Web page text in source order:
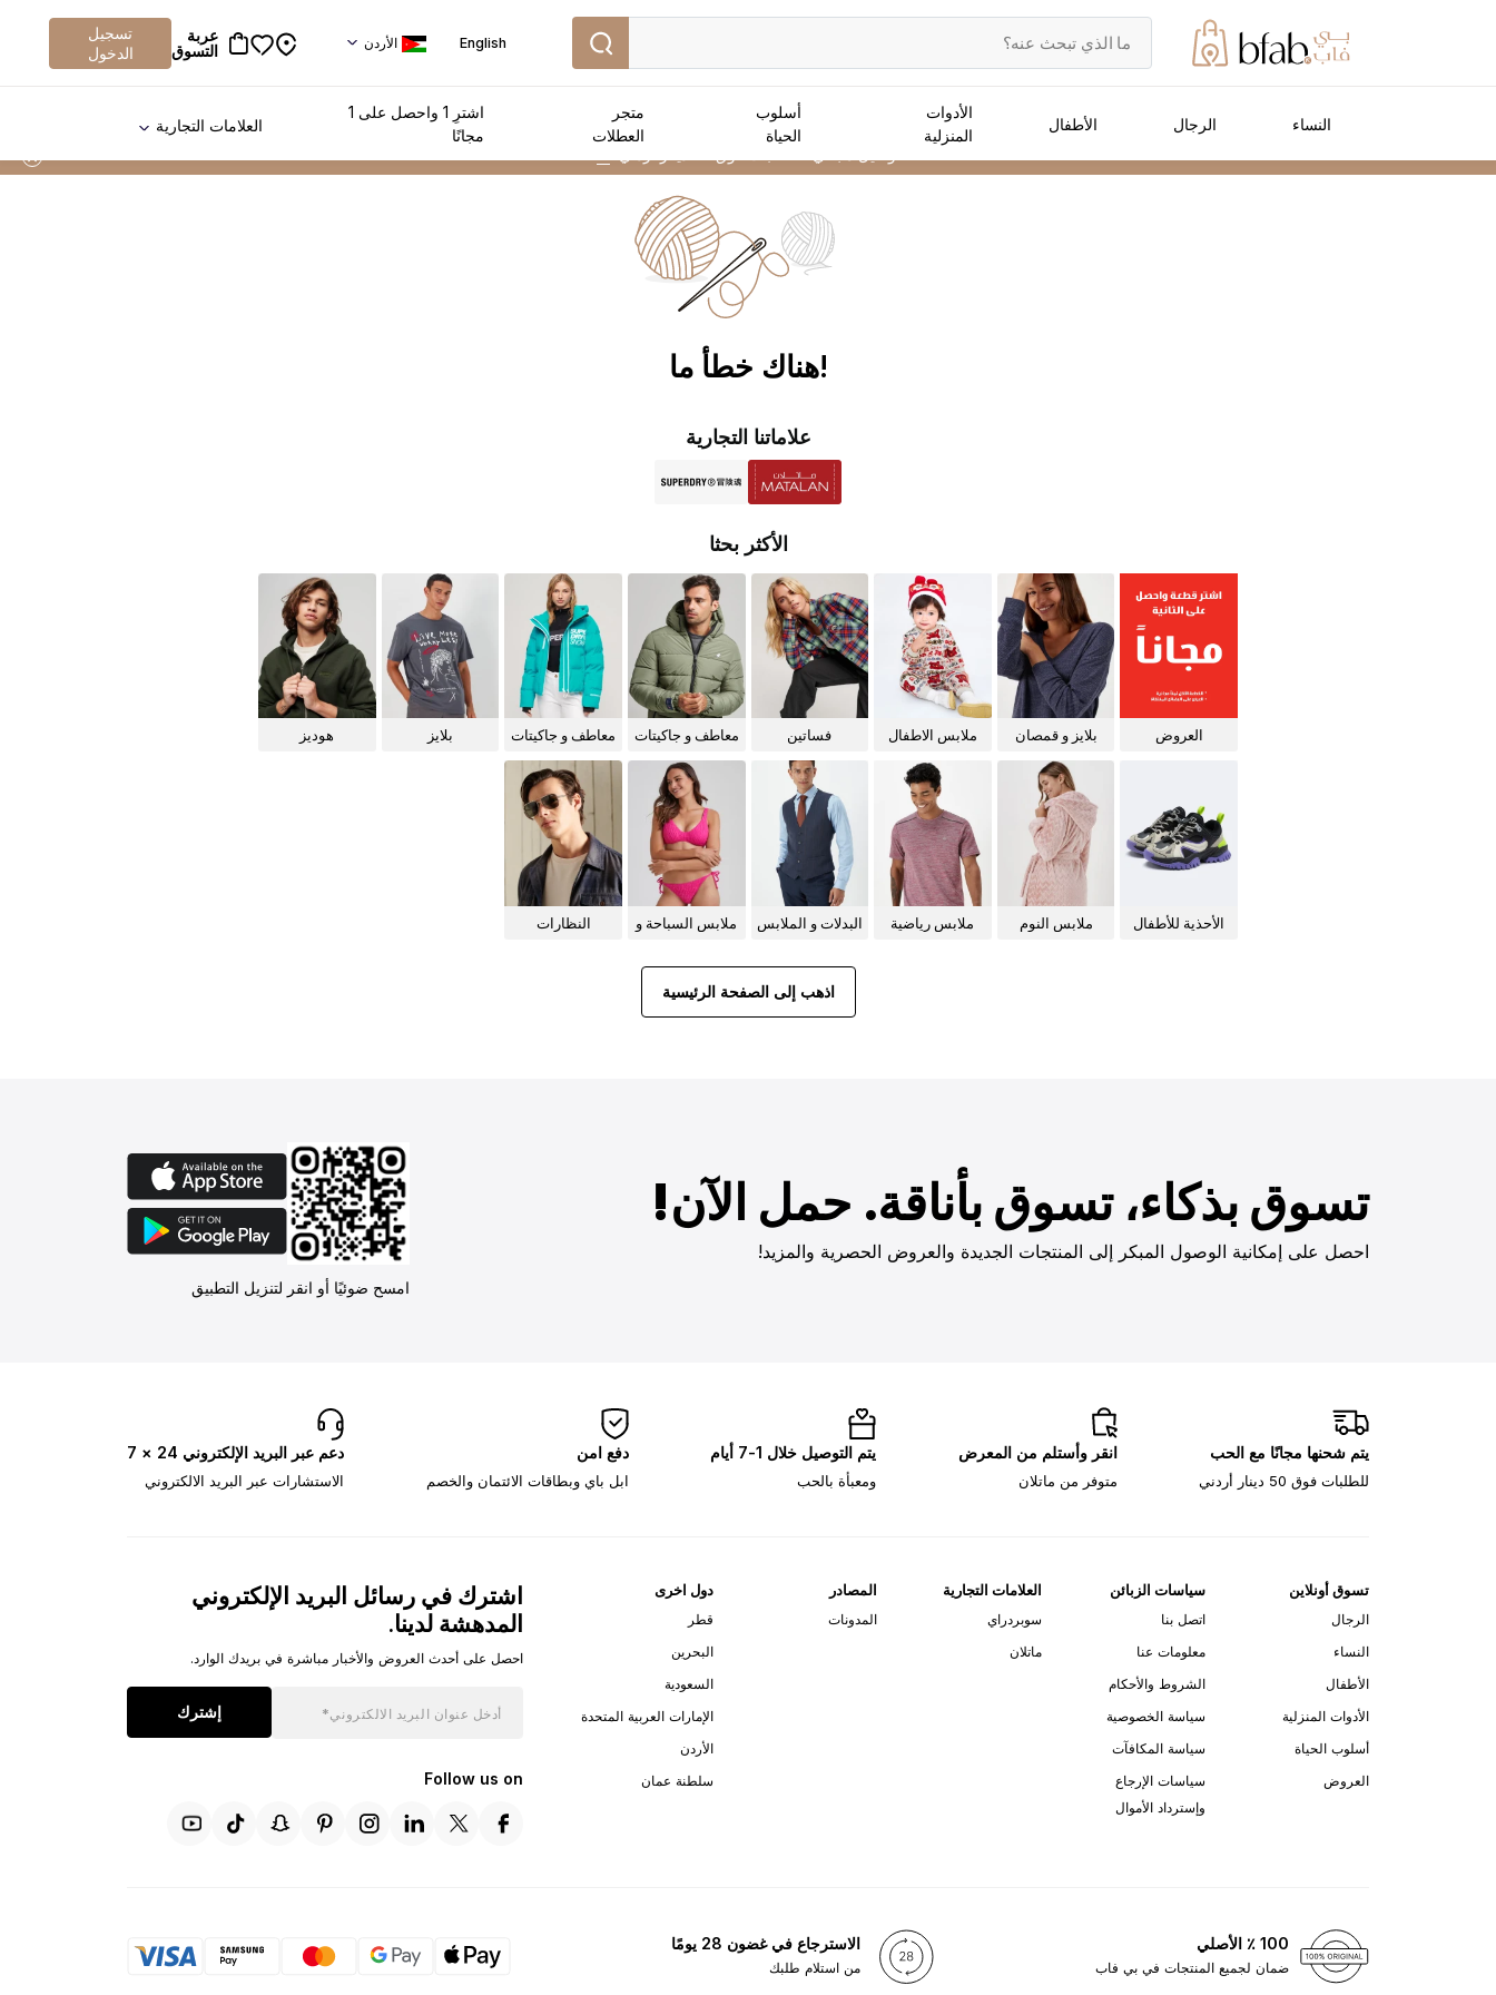
English الأردن
عربة
التسوق
تسجيل
الدخول
النساء الرجال الأطفال
الأدوات
المنزلية
أسلوب
الحياة
متجر
العطلات
اشترِ 1 واحصل على 1
مجانًا
العلامات التجارية
!هناك خطأ ما
علاماتنا التجارية
الأكثر بحثا
العروض
بلايز و قمصان
ملابس الاطفال فساتين
معاطف و جاكيتات
معاطف و جاكيتات
بلايز هوديز
الأحذية للأطفال
ملابس النوم
ملابس رياضية
البدلات و الملابس
ملابس السباحة و
النظارات
اذهب إلى الصفحة الرئيسية
تسوق بذكاء، تسوق بأناقة. حمل الآن!
احصل على إمكانية الوصول المبكر إلى المنتجات الجديدة والعروض الحصرية والمزيد!
امسح ضوئيًا أو انقر لتنزيل التطبيق
يتم شحنها مجانًا مع الحب
للطلبات فوق 50 دينار أردني
انقر وأستلم من المعرض
متوفر من ماتلان
يتم التوصيل خلال 1-7 أيام
ومعبأة بالحب
دفع امن
ابل باي وبطاقات الائتمان والخصم
دعم عبر البريد الإلكتروني 24 × 7
الاستشارات عبر البريد الالكتروني
تسوق أونلاين
الرجال
النساء
الأطفال
الأدوات المنزلية
أسلوب الحياة
العروض
سياسات الزبائن
اتصل بنا
معلومات عنا
الشروط والأحكام
سياسة الخصوصية
سياسة المكافآت
سياسات الإرجاع
وإسترداد الأموال
العلامات التجارية
سوبردراي
ماتلان
المصادر
المدونات
دول اخرى
قطر
البحرين
السعودية
الإمارات العربية المتحدة
الأردن
سلطنة عمان
اشترك في رسائل البريد الإلكتروني
المدهشة لدينا.
احصل على أحدث العروض والأخبار مباشرة في بريدك الوارد.
إشترك
Follow us on
100 ٪ الأصلي
ضمان لجميع المنتجات في بي فاب
الاسترجاع في غضون 28 يومًا
من استلام طلبك